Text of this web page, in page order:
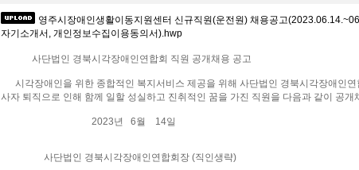
영주시장애인생활이동지원센터 신규직원(운전원) 채용공고
자기소개서, 개인정보수집이용동의서).hwp
사단법인 경북시각장애인연합회 직원 공개채용 공고
시각장애인을 위한 종합적인 복지서비스 제공을 위해 사단법인 경북시각장애인
사자 퇴직으로 인해 함께 일할 성실하고 진취적인 꿈을 가진 직원을 다음과 같이 공개
2023년 6월 14일
사단법인 경북시각장애인연합회장 (직인생략)